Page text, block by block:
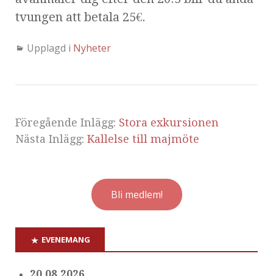
tvungen att betala 25€.
Upplagd i Nyheter
Föregående Inlägg: Stora exkursionen
Nästa Inlägg: Kallelse till majmöte
Bli medlem!
EVENEMANG